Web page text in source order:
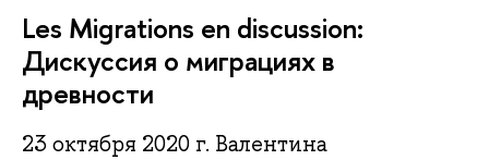
Les Migrations en discussion:
Дискуссия о миграциях в
древности
23 октября 2020 г. Валентина